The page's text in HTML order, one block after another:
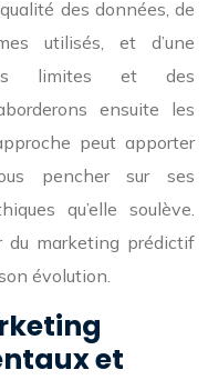
des données, de
utilisés, et d’une
limites et des
ensuite les
peut apporter
pencher sur ses
qu’elle soulève.
du marketing prédictif
évolution.
et